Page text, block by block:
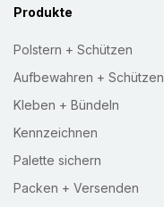
Produkte
Polstern + Schützen
Aufbewahren + Schützen
Kleben + Bündeln
Kennzeichnen
Palette sichern
Packen + Versenden